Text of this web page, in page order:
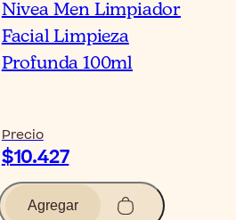
Nivea Men Limpiador
Facial Limpieza
Profunda 100ml
Precio
$10.427
Agregar